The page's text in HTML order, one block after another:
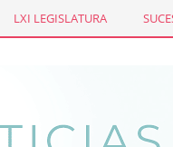
LXI LEGISLATURA